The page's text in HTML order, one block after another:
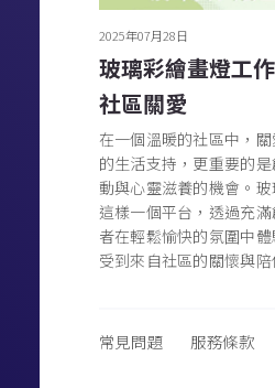
2025年07月28日
玻璃彩繪畫燈工
社區關愛
在一個溫暖的社區中，
的生活支持，更重要的
動與心靈滋養的機會。
這樣一個平台，透過充
者在輕鬆愉快的氛圍中
受到來自社區的關懷與陪
常見問題 服務條款